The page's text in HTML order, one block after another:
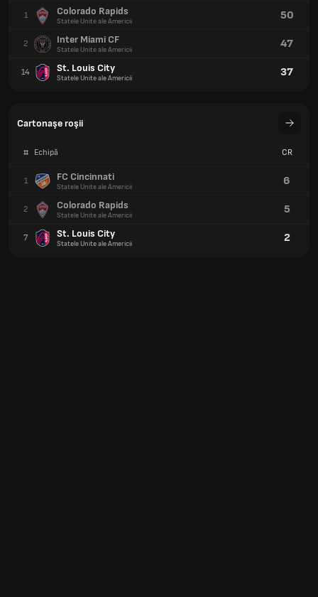
1 Colorado Rapids
Statele Unite ale Americii 50
2 Inter Miami CF
Statele Unite ale Americii 47
14 St. Louis City
Statele Unite ale Americii 37
Cartonaşe roşii
# Echipă CR
1 FC Cincinnati
Statele Unite ale Americii 6
2 Colorado Rapids
Statele Unite ale Americii 5
7 St. Louis City
Statele Unite ale Americii 2